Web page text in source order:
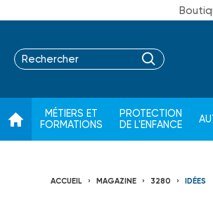
MÉTIERS ET
FORMATIONS
PROTECTION
DE L'ENFANCE
ACCUEIL MAGAZINE 3280 IDÉES